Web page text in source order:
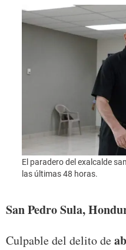
El paradero del exalcalde
las últimas 48 horas.
San Pedro Sula,
Culpable del delito de